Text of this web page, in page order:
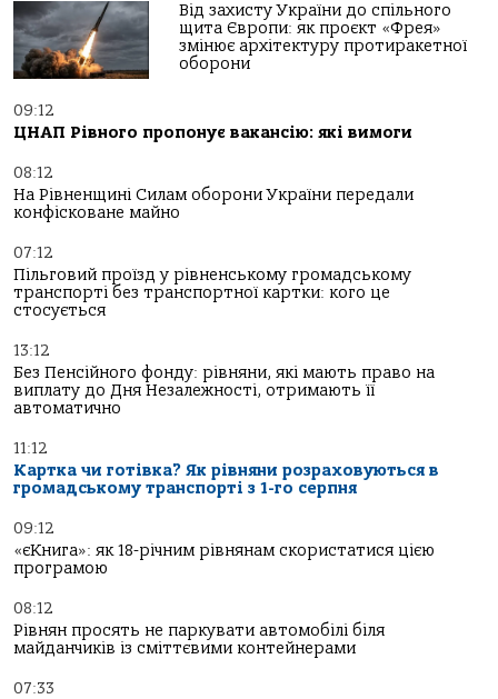
Від захисту України до спільного
щита Європи: як проєкт «Фрея»
змінює архітектуру протиракетної
оборони
09:12
ЦНАП Рівного пропонує вакансію: які вимоги
08:12
На Рівненщині Силам оборони України передали
конфісковане майно
07:12
Пільговий проїзд у рівненському громадському
транспорті без транспортної картки: кого це
стосується
13:12
Без Пенсійного фонду: рівняни, які мають право на
виплату до Дня Незалежності, отримають її
автоматично
11:12
Картка чи готівка? Як рівняни розраховуються в
громадському транспорті з 1-го серпня
09:12
«єКнига»: як 18-річним рівнянам скористатися цією
програмою
08:12
Рівнян просять не паркувати автомобілі біля
майданчиків із сміттєвими контейнерами
07:33